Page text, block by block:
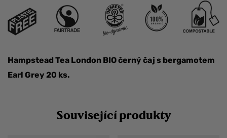
Hampstead Tea London BIO černý čaj s bergamotem
Earl Grey 20 ks.
Související produkty